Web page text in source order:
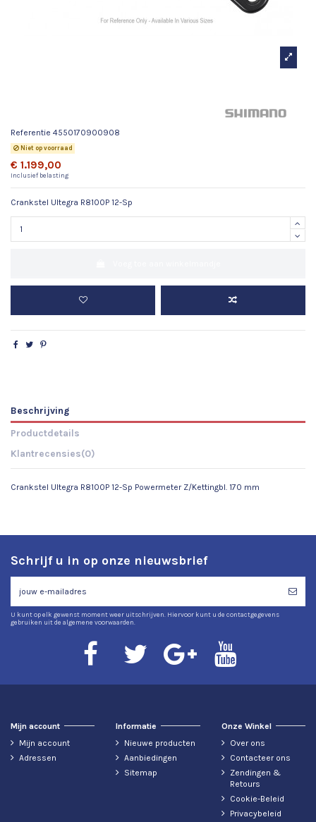
Referentie 4550170900908
Niet op voorraad
€ 1.199,00
Inclusief belasting
Crankstel Ultegra R8100P 12-Sp
Beschrijving
Productdetails
Klantrecensies(0)
Crankstel Ultegra R8100P 12-Sp Powermeter Z/Kettingbl. 170 mm
Schrijf u in op onze nieuwsbrief
U kunt op elk gewenst moment weer uitschrijven. Hiervoor kunt u de contactgegevens
gebruiken uit de algemene voorwaarden.
Mijn account
Mijn account
Adressen
Informatie
Nieuwe producten
Aanbiedingen
Sitemap
Onze Winkel
Over ons
Contacteer ons
Zendingen &
Retours
Cookie-Beleid
Privacybeleid